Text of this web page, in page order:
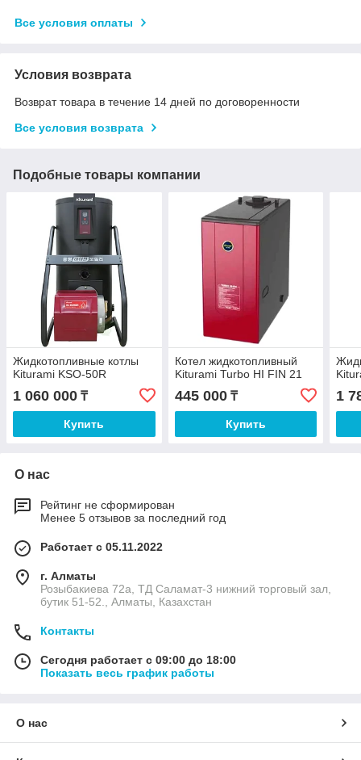
Все условия оплаты
Условия возврата
Возврат товара в течение 14 дней по договоренности
Все условия возврата
Подобные товары компании
Жидкотопливные котлы
Kiturami KSO-50R
1 060 000 ₸
Купить
Котел жидкотопливный
Kiturami Turbo HI FIN 21
445 000₸
Купить
1
О нас
Рейтинг не сформирован
Менее 5 отзывов за последний год
Работает с 05.11.2022
г. Алматы
Розыбакиева 72а, ТД Саламат-3 нижний торговый зал,
бутик 51-52., Алматы, Казахстан
Контакты
Сегодня работает с 09:00 до 18:00
Показать весь график работы
О нас